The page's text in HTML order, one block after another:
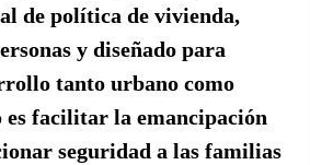
de política de vivienda,
y diseñado para
tanto urbano como
facilitar la emancipación
seguridad a las familias